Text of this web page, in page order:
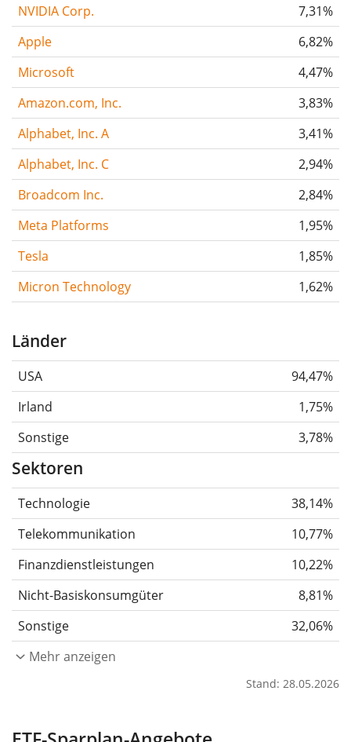
NVIDIA Corp.
7,31%
Apple
6,82%
Microsoft
4,47%
Amazon.com, Inc.
3,83%
Alphabet, Inc. A
3,41%
Alphabet, Inc. C
2,94%
Broadcom Inc.
2,84%
Meta Platforms
1,95%
Tesla
1,85%
Micron Technology
1,62%
Länder
USA
94,47%
Irland
1,75%
Sonstige
3,78%
Sektoren
Technologie
38,14%
Telekommunikation
10,77%
Finanzdienstleistungen
10,22%
Nicht-Basiskonsumgüter
8,81%
Sonstige
32,06%
Mehr anzeigen
Stand: 28.05.2026